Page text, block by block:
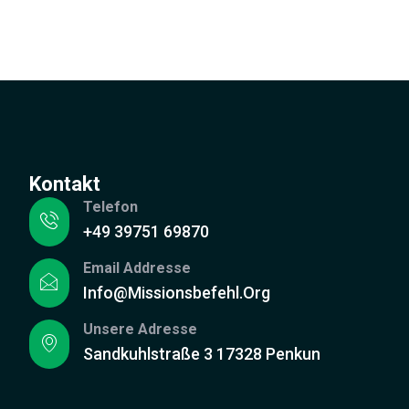
Kontakt
Telefon
+49 39751 69870
Email Addresse
Info@missionsbefehl.org
Unsere Adresse
Sandkuhlstraße 3 17328 Penkun